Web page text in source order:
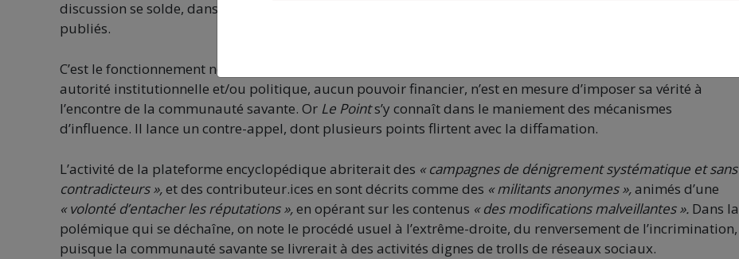
discussion se solde, dans les plus brefs délais, par l’apport de corrections, voire par le retrait des éléments
publiés.
C’est le fonctionnement normal du débat intellectuel, dans cette encyclopédie libre et plurielle, où aucune
autorité institutionnelle et/ou politique, aucun pouvoir financier, n’est en mesure d’imposer sa vérité à
l’encontre de la communauté savante. Or Le Points’y connaît dans le maniement des mécanismes
d’influence. Il lance un contre-appel, dont plusieurs points flirtent avec la diffamation.
L’activité de la plateforme encyclopédique abriterait des « campagnes de dénigrement systématique et sans
contradicteurs »,et des contributeur.ices en sont décrits comme des « militants anonymes »,animés d’une
« volonté d’entacher les réputations »,en opérant sur les contenus « des modifications malveillantes ». Dans la
polémique qui se déchaîne, on note le procédé usuel à l’extrême-droite, du renversement de l’incrimination,
puisque la communauté savante se livrerait à des activités dignes de trolls de réseaux sociaux.